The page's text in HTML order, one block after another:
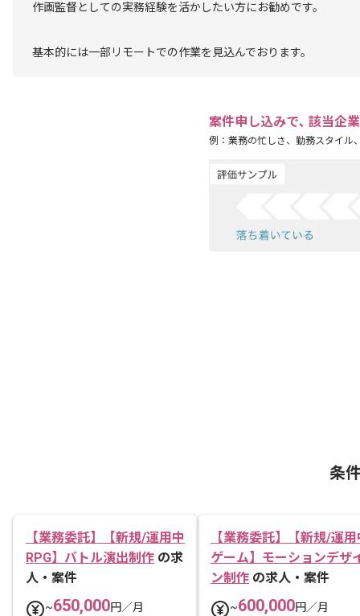
作画監督としての実務経験を活かしたい方にお勧めです。
基本的には一部リモートでの作業を見込んでおります。
案件申し込みで､ 該当企
例：業務の忙しさ、勤務スタイル
条
【業務委託】【新規/運用中
RPG】バトル演出制作 の求
人・案件
~650,000円／月
【業務委託】【新規/運用
ゲーム】モーションデザ
ン制作 の求人・案件
~600,000円／月